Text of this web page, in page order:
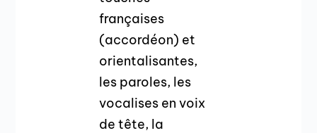
françaises
(accordéon) et
orientalisantes,
les paroles, les
vocalises en voix
de tête, la